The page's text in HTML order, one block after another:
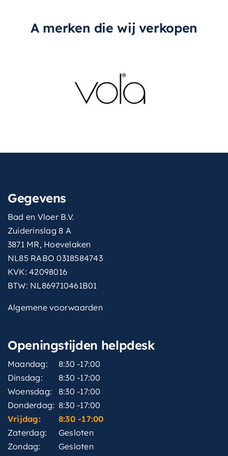
A merken die wij verkopen
Gegevens
Bad en Vloer B.V.
Zuiderinslag 8 A
3871 MR, Hoevelaken
NL85 RABO 0318584743
KVK: 42098016
BTW: NL869710461B01
Algemene voorwaarden
Openingstijden helpdesk
Maandag:
8:30 -17:00
Dinsdag:
8:30 -17:00
Woensdag:
8:30 -17:00
Donderdag: 8:30 -17:00
Vrijdag:
8:30 -17:00
Zaterdag:
Gesloten
Zondag:
Gesloten